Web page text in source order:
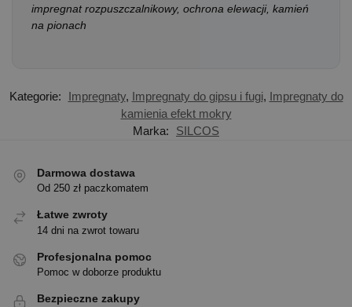
impregnat rozpuszczalnikowy, ochrona elewacji, kamień
na pionach
Kategorie: Impregnaty, Impregnaty do gipsu i fugi, Impregnaty do
kamienia efekt mokry
Marka:
SILCOS
Darmowa dostawa
Od 250 zł paczkomatem
Łatwe zwroty
14 dni na zwrot towaru
Profesjonalna pomoc
Pomoc w doborze produktu
Bezpieczne zakupy